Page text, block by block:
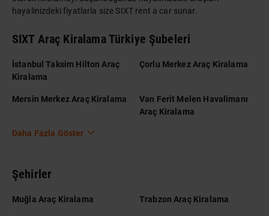
hayalinizdeki fiyatlarla size SIXT rent a car sunar.
SIXT Araç Kiralama Türkiye Şubeleri
İstanbul Taksim Hilton Araç
Kiralama
Çorlu Merkez Araç Kiralama
Mersin Merkez Araç Kiralama
Van Ferit Melen Havalimanı
Araç Kiralama
Daha Fazla Göster
Şehirler
Muğla Araç Kiralama Trabzon Araç Kiralama